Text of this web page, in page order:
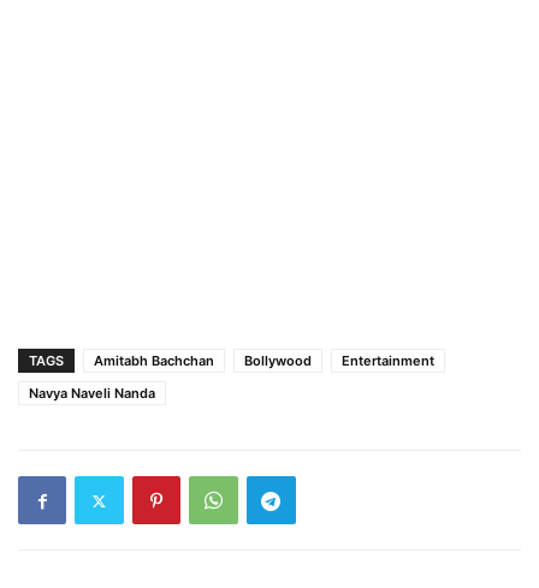
TAGS Amitabh Bachchan Bollywood
Entertainment
Navya Naveli Nanda